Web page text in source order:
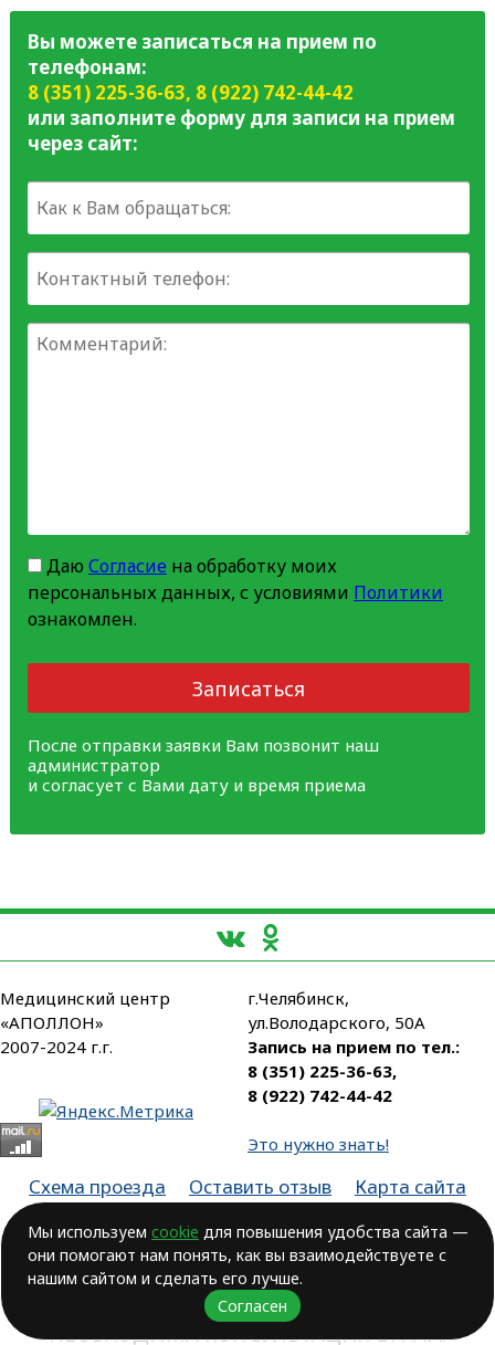
Вы можете записаться на прием по
телефонам:
8 (351) 225-36-63, 8 (922) 742-44-42
или заполните форму для записи на прием
через сайт:
Даю Согласиена обработку моих
персональных данных, с условиями Политики
ознакомлен.
Записаться
После отправки заявки Вам позвонит наш
администратор
и согласует с Вами дату и время приема
Медицинский центр
«АПОЛЛОН»
2007-2024 г.г.
г.Челябинск,
ул.Володарского, 50А
Запись на прием по тел.:
8 (351) 225-36-63,
8 (922) 742-44-42
Это нужно знать!
Схема проезда Оставить отзыв
Карта сайта
Лицензия № ЛО-74-01-003806, от 14.10.2016, выдана Министерством
здравоохранения Челябинской области
ВОЗМОЖНЫ ПРОТИВОПОКАЗАНИЯ.
НЕОБХОДИМА КОНСУЛЬТАЦИЯ ВРАЧА!
Мы используем cookie для повышения удобства сайта —
они помогают нам понять, как вы взаимодействуете с
нашим сайтом и сделать его лучше.
Согласен